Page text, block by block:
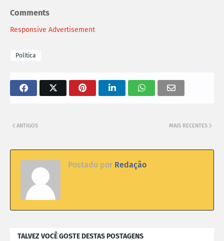
Comments
Responsive Advertisement
Política
MAIS RECENTES
ANTIGOS
Postado por Redação
TALVEZ VOCÊ GOSTE DESTAS POSTAGENS